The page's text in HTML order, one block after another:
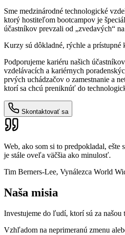
Sme medzinárodné technologické
ktorý hostiteľom bootcampov je
účastníkov prevzali od „zvedavých“
Kurzy sú dôkladné, rýchle a prístupné
Podporujeme kariéru našich
vzdelávacích a kariérnych
prvých uchádzačov o zamestnanie a
ktorí sa chcú preniknúť do
Skontaktovať sa
Web, ako som si to predpokladal,
je stále oveľa väčšia ako minulosť.
Tim Berners-Lee, Vynálezca World
Naša misia
Investujeme do ľudí, ktorí sú za našou
Vzhľadom na neprimeranú zmenu